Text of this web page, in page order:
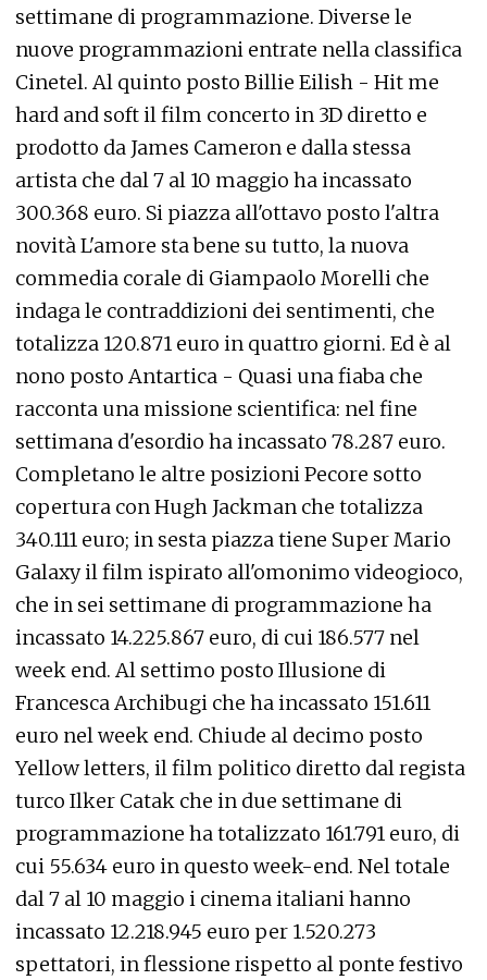
settimane di programmazione. Diverse le
nuove programmazioni entrate nella classifica
Cinetel. Al quinto posto Billie Eilish - Hit me
hard and soft il film concerto in 3D diretto e
prodotto da James Cameron e dalla stessa
artista che dal 7 al 10 maggio ha incassato
300.368 euro. Si piazza all'ottavo posto l'altra
novità L'amore sta bene su tutto, la nuova
commedia corale di Giampaolo Morelli che
indaga le contraddizioni dei sentimenti, che
totalizza 120.871 euro in quattro giorni. Ed è al
nono posto Antartica - Quasi una fiaba che
racconta una missione scientifica: nel fine
settimana d'esordio ha incassato 78.287 euro.
Completano le altre posizioni Pecore sotto
copertura con Hugh Jackman che totalizza
340.111 euro; in sesta piazza tiene Super Mario
Galaxy il film ispirato all'omonimo videogioco,
che in sei settimane di programmazione ha
incassato 14.225.867 euro, di cui 186.577 nel
week end. Al settimo posto Illusione di
Francesca Archibugi che ha incassato 151.611
euro nel week end. Chiude al decimo posto
Yellow letters, il film politico diretto dal regista
turco Ilker Catak che in due settimane di
programmazione ha totalizzato 161.791 euro, di
cui 55.634 euro in questo week-end. Nel totale
dal 7 al 10 maggio i cinema italiani hanno
incassato 12.218.945 euro per 1.520.273
spettatori, in flessione rispetto al ponte festivo